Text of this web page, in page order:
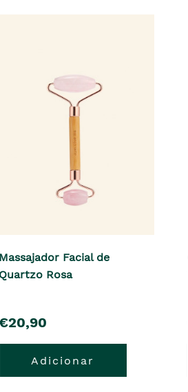
Massajador Facial de
Quartzo Rosa
Adicionar